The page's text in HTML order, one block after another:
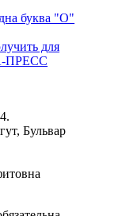
буква "О"
для
ПРЕСС
, Бульвар